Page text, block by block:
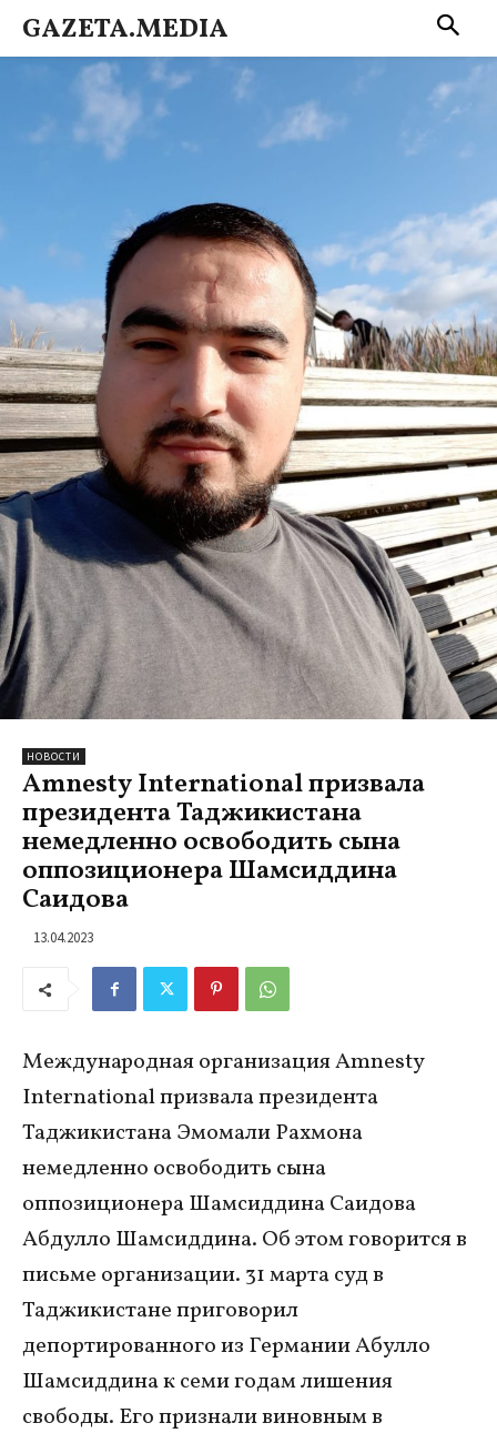
GAZETA.MEDIA
НОВОСТИ
Amnesty International призвала
президента Таджикистана
немедленно освободить сына
оппозиционера Шамсиддина
Саидова
13.04.2023
Международная организация Amnesty
International призвала президента
Таджикистана Эмомали Рахмона
немедленно освободить сына
оппозиционера Шамсиддина Саидова
Абдулло Шамсиддина. Об этом говорится в
письме организации. 31 марта суд в
Таджикистане приговорил
депортированного из Германии Абулло
Шамсиддина к семи годам лишения
свободы. Его признали виновным в